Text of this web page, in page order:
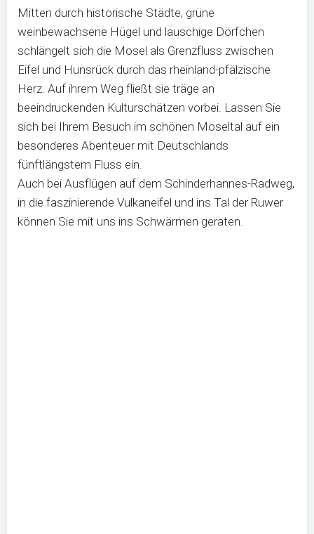
Mitten durch historische Städte, grüne
weinbewachsene Hügel und lauschige Dörfchen
schlängelt sich die Mosel als Grenzfluss zwischen
Eifel und Hunsrück durch das rheinland-pfälzische
Herz. Auf ihrem Weg fließt sie träge an
beeindruckenden Kulturschätzen vorbei. Lassen Sie
sich bei Ihrem Besuch im schönen Moseltal auf ein
besonderes Abenteuer mit Deutschlands
fünftlängstem Fluss ein.
Auch bei Ausflügen auf dem Schinderhannes-Radweg,
in die faszinierende Vulkaneifel und ins Tal der Ruwer
können Sie mit uns ins Schwärmen geraten.